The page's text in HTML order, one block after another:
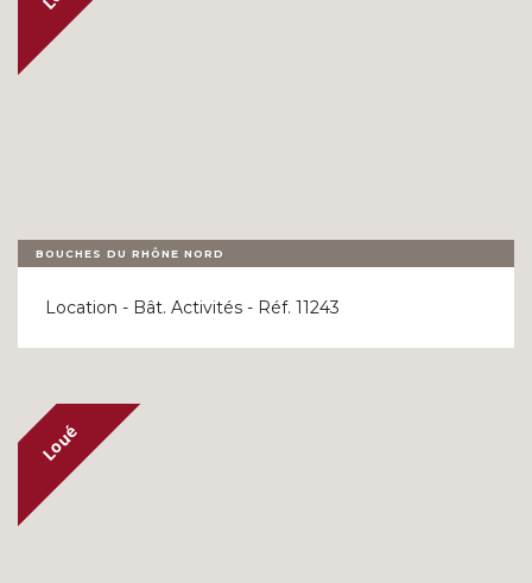
BOUCHES DU RHÔNE NORD
Location - Bât. Activités - Réf. 11243